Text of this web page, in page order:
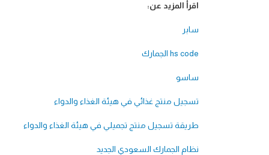
اقرأ المزيد عن:
سابر
hs code الجمارك
ساسو
تسجيل منتج غذائي في هيئة الغذاء والدواء
طريقة تسجيل منتج تجميلي في هيئة الغذاء والدواء
نظام الجمارك السعودي الجديد